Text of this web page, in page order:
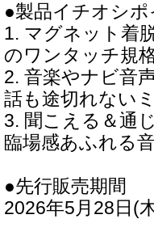
●製品イチオシポ
1. マグネット着
のワンタッチ規
2. 音楽やナビ音
話も途切れない
3. 聞こえる＆通
臨場感あふれる
●先行販売期間
2026年5月28日(